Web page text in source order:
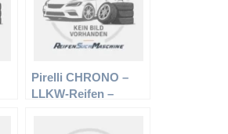
Pirelli CHRONO –
LLKW-Reifen –